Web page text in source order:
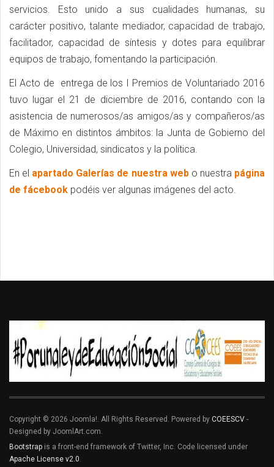
servicios. Esto unido a sus cualidades humanas, su
carácter positivo, talante mediador, capacidad de trabajo,
facilitador, capacidad de síntesis y dotes para equilibrar
equipos de trabajo, fomentando la participación.
El Acto de entrega de los I Premios de Voluntariado 2016
tuvo lugar el 21 de diciembre de 2016, contando con la
asistencia de numerosos/as amigos/as y compañeros/as
de Máximo en distintos ámbitos: la Junta de Gobierno del
Colegio, Universidad, sindicatos y la política.
En el apartado Galerías de nuestra web o nuestra página
de fácebook podéis ver algunas imágenes del acto.
Copyright © 2026 Joomla!. All Rights Reserved. Powered by COEESCV -
Designed by JoomlArt.com.
Bootstrap is a front-end framework of Twitter, Inc. Code licensed under
Apache License v2.0